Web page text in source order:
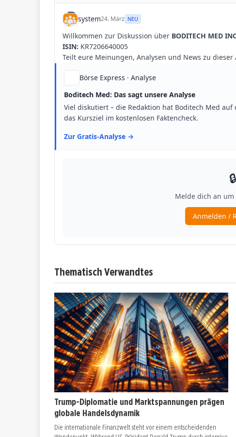
Thematisch Verwandtes
Trump-Diplomatie und Marktspannungen prägen
globale Handelsdynamik
Die internationale Finanzwelt steht vor einem entscheidenden